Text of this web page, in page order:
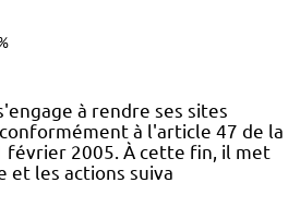
à rendre ses sites
à l'article 47 de la
février 2005. À cette fin, il met
les actions suiva